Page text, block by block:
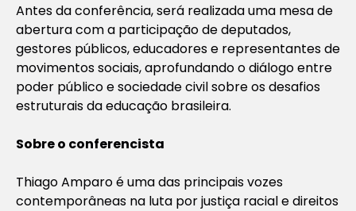
Antes da conferência, será realizada uma mesa de
abertura com a participação de deputados,
gestores públicos, educadores e representantes de
movimentos sociais, aprofundando o diálogo entre
poder público e sociedade civil sobre os desafios
estruturais da educação brasileira.
Sobre o conferencista
Thiago Amparo é uma das principais vozes
contemporâneas na luta por justiça racial e direitos